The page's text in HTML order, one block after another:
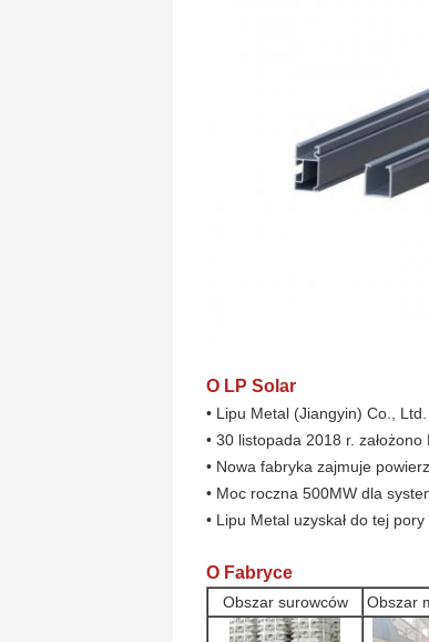
O LP Solar
• Lipu Metal (Jiangyin) Co.,
• 30 listopada 2018 r.
• Nowa fabryka zajmuje
• Moc roczna 500MW dla
• Lipu Metal uzyskał do tej
O Fabryce
Obszar surowców Obszar